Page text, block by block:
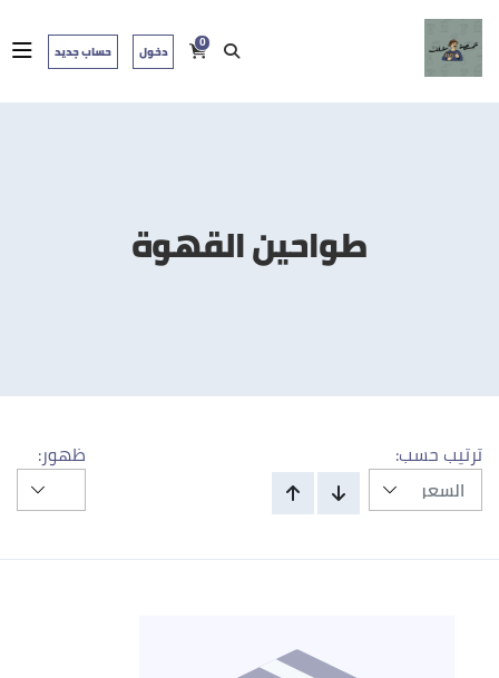
0 دخول حساب جديد
طواحين القهوة
ترتيب حسب: ظهور: